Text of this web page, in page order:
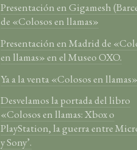
Presentación en Gigamesh
de «Colosos en llamas»
Presentación en Madrid de
en llamas» en el Museo OXO.
Ya a la venta «Colosos en llamas»
Desvelamos la portada del libro
«Colosos en llamas: Xbox o
PlayStation, la guerra entre
y Sony’.